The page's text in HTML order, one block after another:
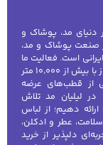
گرم برای
هستند.
آزادی
دنیای مد، پوشاک و
از ۱۵ سال تجربه در صنعت پوشاک و مد،
است. فعالیت ما
از سال ۲۰۰۸ زیرمجموعه گروه شکوفا آغاز شد و امروز با بیش از ۱۰٬۰۰۰ متر
از قطب‌های عرضه
لیلیان مد تلاش
دهیم؛ از لباس
سلامت، عطر و ادکلن،
دلپذیر از خرید